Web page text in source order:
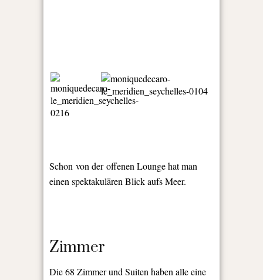
Schon von der offenen Lounge hat man
einen spektakulären Blick aufs Meer.
Zimmer
Die 68 Zimmer und Suiten haben alle eine